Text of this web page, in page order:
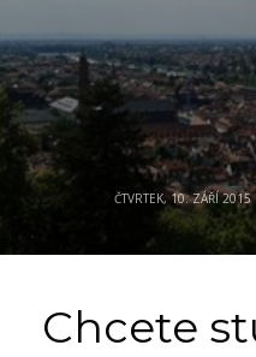
ČTVRTEK, 10. ZÁŘÍ 2015
Chcete